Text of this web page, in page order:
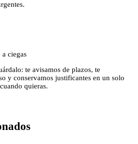
a ciegas
te avisamos de plazos, te
y conservamos justificantes en un solo
quieras.